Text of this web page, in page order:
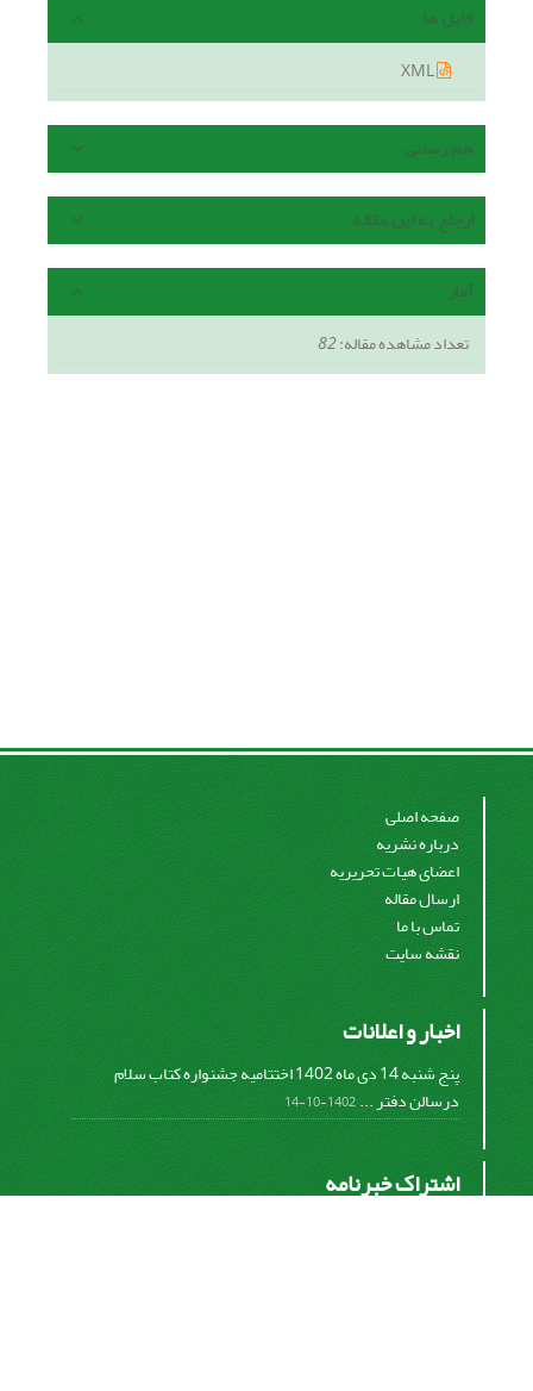
فایل ها
هم رسانی
ارجاع به این مقاله
آمار
تعداد مشاهده مقاله:82
صفحه اصلی
درباره نشریه
اعضای هیات تحریریه
ارسال مقاله
تماس با ما
نقشه سایت
اخبار و اعلانات
پنج شنبه 14 دی ماه 1402 اختتامیه جشنواره کتاب سلام
درسالن دفتر ...1402-10-14
اشتراک خبرنامه